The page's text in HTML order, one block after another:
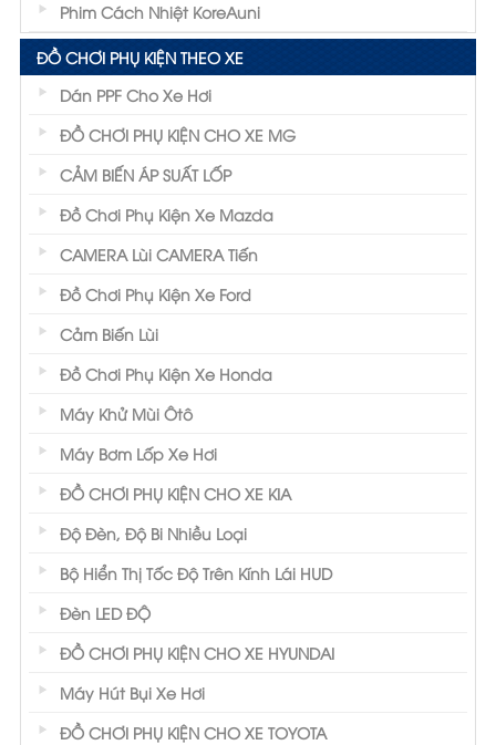
Phim Cách Nhiệt KoreAuni
ĐỒ CHƠI PHỤ KIỆN THEO XE
Dán PPF Cho Xe Hơi
ĐỒ CHƠI PHỤ KIỆN CHO XE MG
CẢM BIẾN ÁP SUẤT LỐP
Đồ Chơi Phụ Kiện Xe Mazda
CAMERA Lùi CAMERA Tiến
Đồ Chơi Phụ Kiện Xe Ford
Cảm Biến Lùi
Đồ Chơi Phụ Kiện Xe Honda
Máy Khử Mùi Ôtô
Máy Bơm Lốp Xe Hơi
ĐỒ CHƠI PHỤ KIỆN CHO XE KIA
Độ Đèn, Độ Bi Nhiều Loại
Bộ Hiển Thị Tốc Độ Trên Kính Lái HUD
Đèn LED ĐỘ
ĐỒ CHƠI PHỤ KIỆN CHO XE HYUNDAI
Máy Hút Bụi Xe Hơi
ĐỒ CHƠI PHỤ KIỆN CHO XE TOYOTA